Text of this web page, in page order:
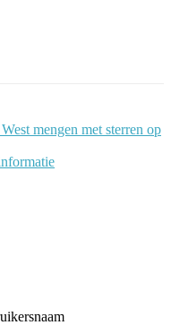
mengen met sterren op